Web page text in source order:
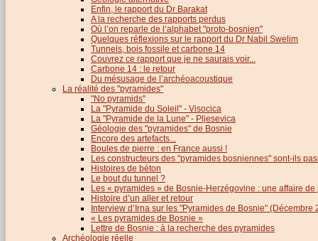
Enfin, le rapport du Dr Barakat
A la recherche des rapports perdus
Où l’on reparle de l’alphabet "proto-bosnien"
Quelques réflexions sur le rapport du Dr Nabil Swelim
Tunnels, bois fossile et carbone 14
Couvrez ce rapport que je ne saurais voir...
Carbone 14 : le retour
Du mésusage de l’archéoacoustique
La réalité des "pyramides"
"No pyramids"
La "Pyramide du Soleil" - Visocica
La "Pyramide de la Lune" - Pljesevica
Géologie des "pyramides" de Bosnie
Encore des artefacts...
Boules de pierre : en France aussi !
Les constructeurs des "pyramides bosniennes" sont-ils
Histoires de béton
Le bout du tunnel ?
Les « pyramides » de Bosnie-Herzégovine : une affaire
Histoire d’un aller et retour
Interview d’Irna sur les "Pyramides de Bosnie" (Décembre
« Les pyramides de Bosnie »
Lettre de Bosnie : à la recherche des pyramides
Archéologie réelle